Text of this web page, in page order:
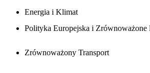
Energia i Klimat
Polityka Europejska i Zrównoważone
Zrównoważony Transport